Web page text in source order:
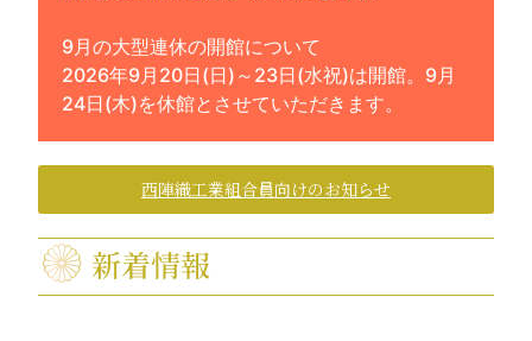
9月の大型連休の開館について
2026年9月20日(日)～23日(水祝)は開館。9月
24日(木)を休館とさせていただきます。
西陣織工業組合員向けのお知らせ
新着情報